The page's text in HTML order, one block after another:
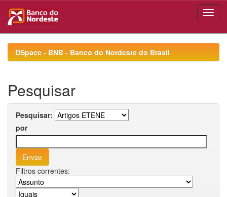
navigationDSpace - BNB - Banco do Nordeste do Brasil
Pesquisar
Pesquisar:
por
Filtros correntes: